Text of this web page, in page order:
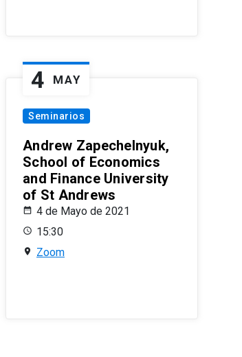
4 MAY
Seminarios
Andrew Zapechelnyuk,
School of Economics
and Finance University
of St Andrews
4 de Mayo de 2021
15:30
Zoom